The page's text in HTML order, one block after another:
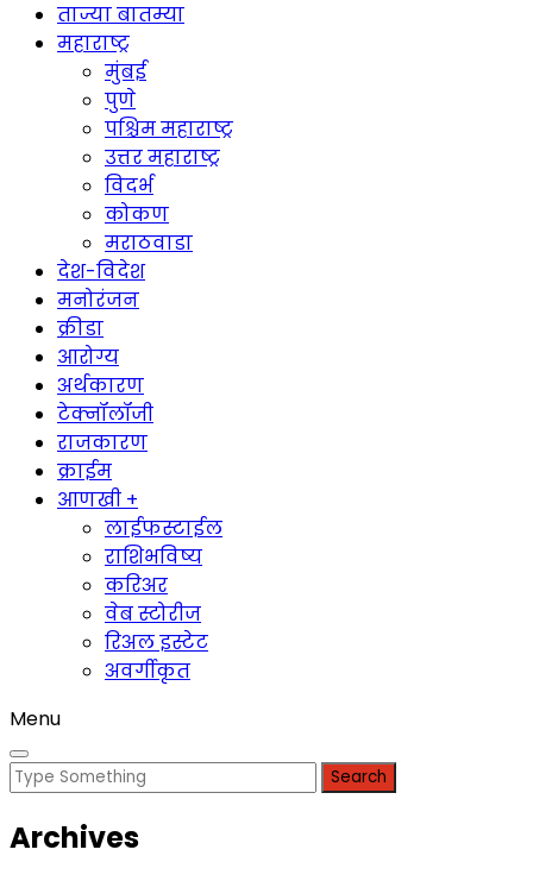
ताज्या बातम्या
महाराष्ट्र
मुंबई
पुणे
पश्चिम महाराष्ट्र
उत्तर महाराष्ट्र
विदर्भ
कोकण
मराठवाडा
देश-विदेश
मनोरंजन
क्रीडा
आरोग्य
अर्थकारण
टेक्नॉलॉजी
राजकारण
क्राईम
आणखी +
लाईफस्टाईल
राशिभविष्य
करिअर
वेब स्टोरीज
रिअल इस्टेट
अवर्गीकृत
Menu
Search
Archives